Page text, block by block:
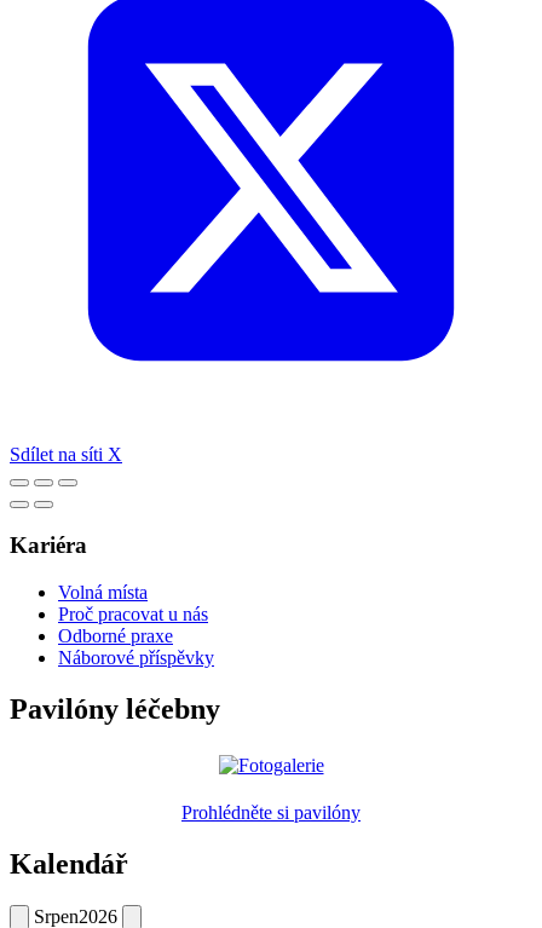
Sdílet na síti X
Kariéra
Volná místa
Proč pracovat u nás
Odborné praxe
Náborové příspěvky
Pavilóny léčebny
Prohlédněte si pavilóny
Kalendář
Srpen2026